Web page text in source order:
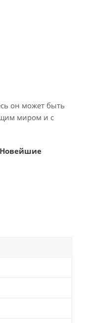
он может быть
миром и с
Новейшие